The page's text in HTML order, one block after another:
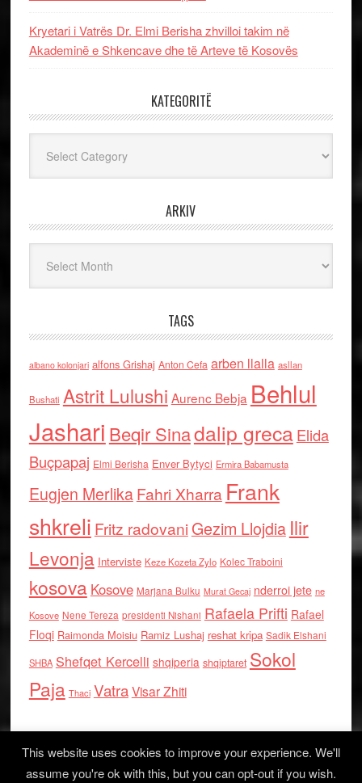
Kryetari i Vatrës Dr. Elmi Berisha zhvilloi takim në
Akademinë e Shkencave dhe të Arteve të Kosovës
KATEGORITË
ARKIV
TAGS
albano kolonjari alfons Grishaj Anton Cefa arben llalla asllan
Bushati Astrit Lulushi Aurenc Bebja Behlul
Jashari Beqir Sinadalip grecaElida
Buçpapaj Elmi Berisha Enver Bytyci Ermira Babamusta
Eugjen MerlikaFahri Xharra Frank
shkreli Fritz radovaniGezim Llojdia Ilir
Levonja Interviste Keze Kozeta Zylo Kolec Traboini
kosova Kosove Marjana Bulku Murat Gecaj nderroi jete ne
Kosove Nene Tereza presidenti Nishani Rafaela Prifti Rafael
Floqi Raimonda Moisiu Ramiz Lushaj reshat kripa Sadik Elshani
SHBA Shefqet Kercelli shqiperia shqiptaret Sokol
Paja Thaci VatraVisar Zhiti
This website uses cookies to improve your experience. We'll
assume you're ok with this, but you can opt-out if you wish.